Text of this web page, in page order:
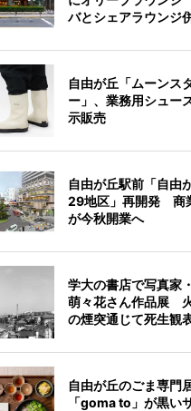
バとシェアラウンジ
自由が丘「ムーンス
ー」、業務用シュー
示販売
自由が丘駅前「自由
29地区」再開発 商
が今秋開業へ
学大の書店で写真家
萌々花さん作品展
の煙突通じて死生観
自由が丘のごま専門
「goma to」が黒い